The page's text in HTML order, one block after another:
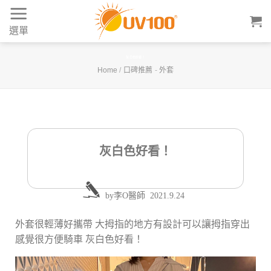
Skip
content
選單
Home / 口碑推薦 - 外套
灰白色好看！
by李O醫師 2021.9.24
外套很輕薄好攜帶 大拇指的地方有設計可以讓拇指穿出
感覺很方便騎車 灰白色好看！